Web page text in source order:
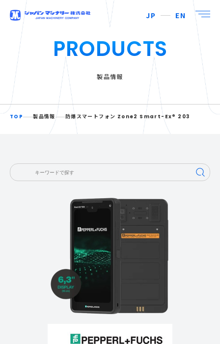
JP EN
PRODUCTS
製品情報
TOP 製品情報 防爆スマートフォン Zone2 Smart-Ex® 203